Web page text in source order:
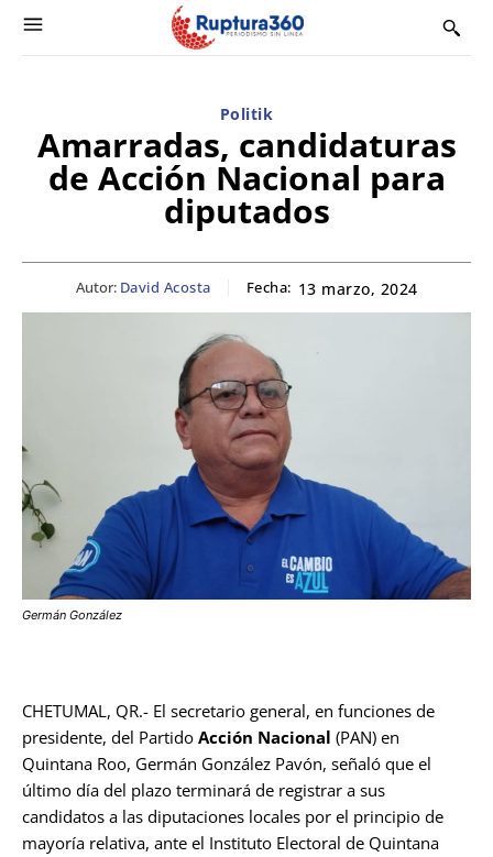
Politik
Amarradas, candidaturas
de Acción Nacional para
diputados
Autor: David Acosta Fecha: 13 marzo, 2024
Germán González
CHETUMAL, QR.- El secretario general, en funciones de
presidente, del Partido Acción Nacional (PAN) en
Quintana Roo, Germán González Pavón, señaló que el
último día del plazo terminará de registrar a sus
candidatos a las diputaciones locales por el principio de
mayoría relativa, ante el Instituto Electoral de Quintana